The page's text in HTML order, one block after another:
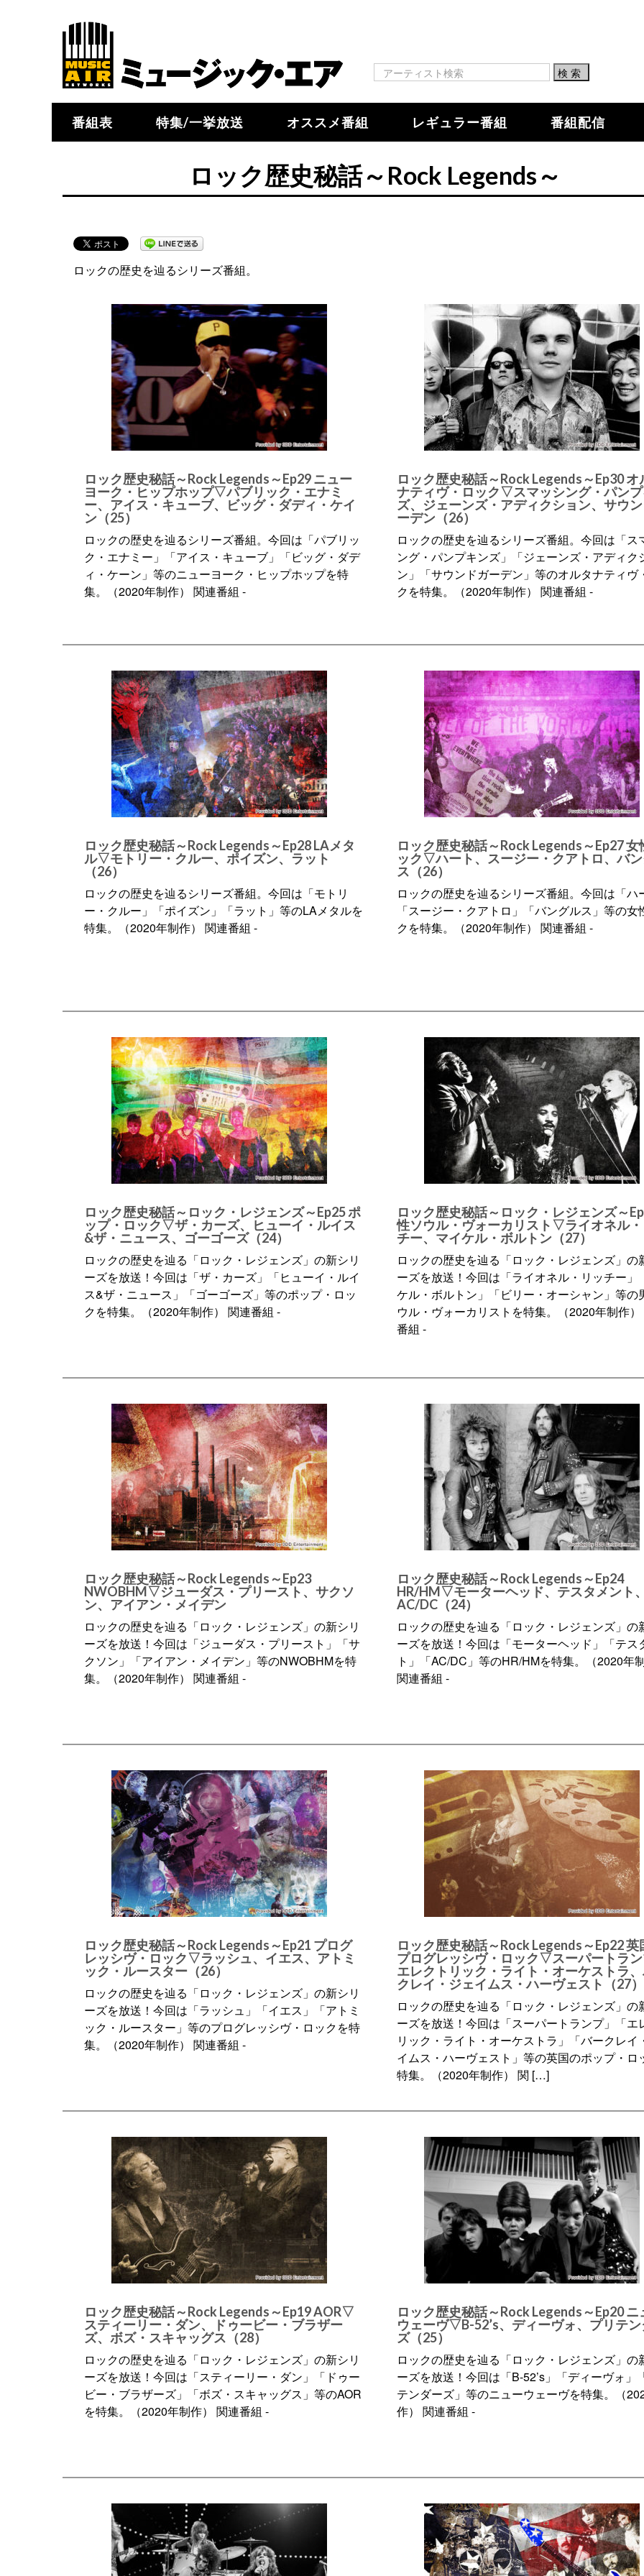
番組表 特集/一挙放送 オススメ番組 レギュラー番組 番組配信
ロック歴史秘話～Rock Legends～
ロックの歴史を辿るシリーズ番組。
ロック歴史秘話～Rock Legends～Ep29 ニュー
ヨーク・ヒップホップ▽パブリック・エナミ
ー、アイス・キューブ、ビッグ・ダディ・ケイ
ン（25）
ロックの歴史を辿るシリーズ番組。今回は「パブリッ
ク・エナミー」「アイス・キューブ」「ビッグ・ダデ
ィ・ケーン」等のニューヨーク・ヒップホップを特
集。（2020年制作） 関連番組 -
ロック歴史秘話～Rock Legends～Ep30 オ
ナティヴ・ロック▽スマッシング・パン
ズ、ジェーンズ・アディクション、サウ
ーデン（26）
ロックの歴史を辿るシリーズ番組。今回は「ス
ング・パンプキンズ」「ジェーンズ・アディク
ン」「サウンドガーデン」等のオルタナティヴ
クを特集。（2020年制作） 関連番組 -
ロック歴史秘話～Rock Legends～Ep28 LAメタ
ル▽モトリー・クルー、ポイズン、ラット
（26）
ロックの歴史を辿るシリーズ番組。今回は「モトリ
ー・クルー」「ポイズン」「ラット」等のLAメタルを
特集。（2020年制作） 関連番組 -
ロック歴史秘話～Rock Legends～Ep27 女
ック▽ハート、スージー・クアトロ、バ
ス（26）
ロックの歴史を辿るシリーズ番組。今回は「ハ
「スージー・クアトロ」「バングルス」等の女
クを特集。（2020年制作） 関連番組 -
ロック歴史秘話～ロック・レジェンズ～Ep25 ポ
ップ・ロック▽ザ・カーズ、ヒューイ・ルイス
&ザ・ニュース、ゴーゴーズ（24）
ロックの歴史を辿る「ロック・レジェンズ」の新シリ
ーズを放送！今回は「ザ・カーズ」「ヒューイ・ルイ
ス&ザ・ニュース」「ゴーゴーズ」等のポップ・ロッ
クを特集。（2020年制作） 関連番組 -
ロック歴史秘話～ロック・レジェンズ～
性ソウル・ヴォーカリスト▽ライオネル・
チー、マイケル・ボルトン（27）
ロックの歴史を辿る「ロック・レジェンズ」の
ーズを放送！今回は「ライオネル・リッチー」
ケル・ボルトン」「ビリー・オーシャン」等の
ウル・ヴォーカリストを特集。（2020年制作）
番組 -
ロック歴史秘話～Rock Legends～Ep23
NWOBHM▽ジューダス・プリースト、サクソ
ン、アイアン・メイデン
ロックの歴史を辿る「ロック・レジェンズ」の新シリ
ーズを放送！今回は「ジューダス・プリースト」「サ
クソン」「アイアン・メイデン」等のNWOBHMを特
集。（2020年制作） 関連番組 -
ロック歴史秘話～Rock Legends～Ep24
HR/HM▽モーターヘッド、テスタメント、
AC/DC（24）
ロックの歴史を辿る「ロック・レジェンズ」の
ーズを放送！今回は「モーターヘッド」「テス
ト」「AC/DC」等のHR/HMを特集。（2020年制
関連番組 -
ロック歴史秘話～Rock Legends～Ep21 プログ
レッシヴ・ロック▽ラッシュ、イエス、アトミ
ック・ルースター（26）
ロックの歴史を辿る「ロック・レジェンズ」の新シリ
ーズを放送！今回は「ラッシュ」「イエス」「アトミ
ック・ルースター」等のプログレッシヴ・ロックを特
集。（2020年制作） 関連番組 -
ロック歴史秘話～Rock Legends～Ep22 英
プログレッシヴ・ロック▽スーパートラン
エレクトリック・ライト・オーケストラ
クレイ・ジェイムス・ハーヴェスト（27）
ロックの歴史を辿る「ロック・レジェンズ」の
ーズを放送！今回は「スーパートランプ」「エ
リック・ライト・オーケストラ」「バークレイ
イムス・ハーヴェスト」等の英国のポップ・ロ
特集。（2020年制作） 関 […]
ロック歴史秘話～Rock Legends～Ep19 AOR▽
スティーリー・ダン、ドゥービー・ブラザー
ズ、ボズ・スキャッグス（28）
ロックの歴史を辿る「ロック・レジェンズ」の新シリ
ーズを放送！今回は「スティーリー・ダン」「ドゥー
ビー・ブラザーズ」「ボズ・スキャッグス」等のAOR
を特集。（2020年制作） 関連番組 -
ロック歴史秘話～Rock Legends～Ep20 ニ
ウェーヴ▽B-52’s、ディーヴォ、プリテ
ズ（25）
ロックの歴史を辿る「ロック・レジェンズ」の
ーズを放送！今回は「B-52’s」「ディーヴォ」
テンダーズ」等のニューウェーヴを特集。（
作） 関連番組 -